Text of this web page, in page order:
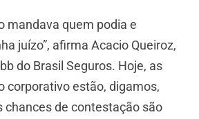
mandava quem podia e
juízo”, afirma Acacio Queiroz,
do Brasil Seguros. Hoje, as
corporativo estão, digamos,
chances de contestação são